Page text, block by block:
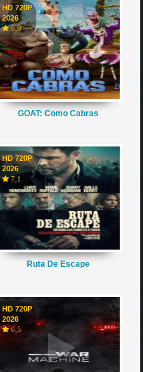
HD 720P
2026
6,9
GOAT: Como Cabras
HD 720P
2026
7,1
Ruta De Escape
HD 720P
2026
6,5